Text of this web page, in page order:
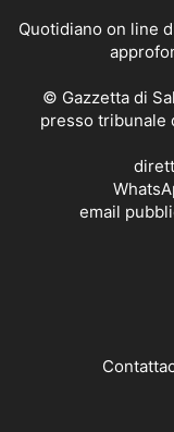
Quotidiano on line
© Gazzetta di
presso tribunale
email